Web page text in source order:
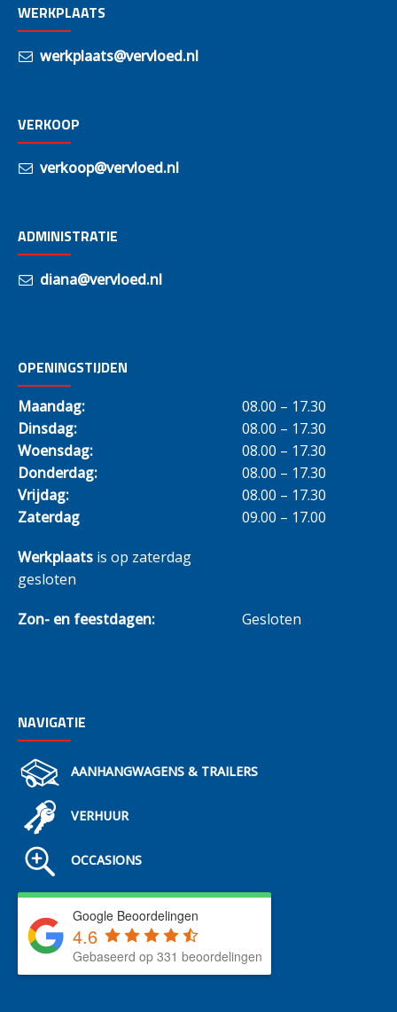
WERKPLAATS
werkplaats@vervloed.nl
VERKOOP
verkoop@vervloed.nl
ADMINISTRATIE
diana@vervloed.nl
OPENINGSTIJDEN
Maandag:
08.00 – 17.30
Dinsdag:
08.00 – 17.30
Woensdag:
08.00 – 17.30
Donderdag:
08.00 – 17.30
Vrijdag:
08.00 – 17.30
Zaterdag
09.00 – 17.00
Werkplaats is op zaterdag
gesloten
Zon- en feestdagen: Gesloten
NAVIGATIE
AANHANGWAGENS & TRAILERS
VERHUUR
OCCASIONS
Google Beoordelingen
4.6
Gebaseerd op 331 beoordelingen